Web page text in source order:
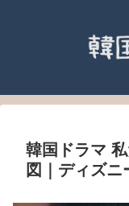
韓国ドラマ
図｜ディズニ